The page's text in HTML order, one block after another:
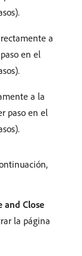
a
en el
a la
paso en el
and Close
la página